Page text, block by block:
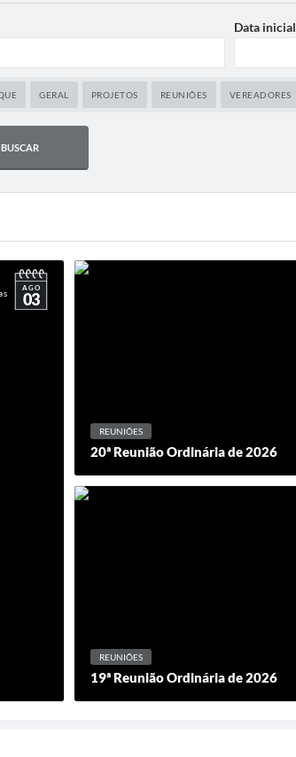
Data inicial
GERAL PROJETOS REUNIÕES VEREADORES
BUSCAR
AGO
03
REUNIÕES
20ª Reunião Ordinária de 2026
REUNIÕES
19ª Reunião Ordinária de 2026